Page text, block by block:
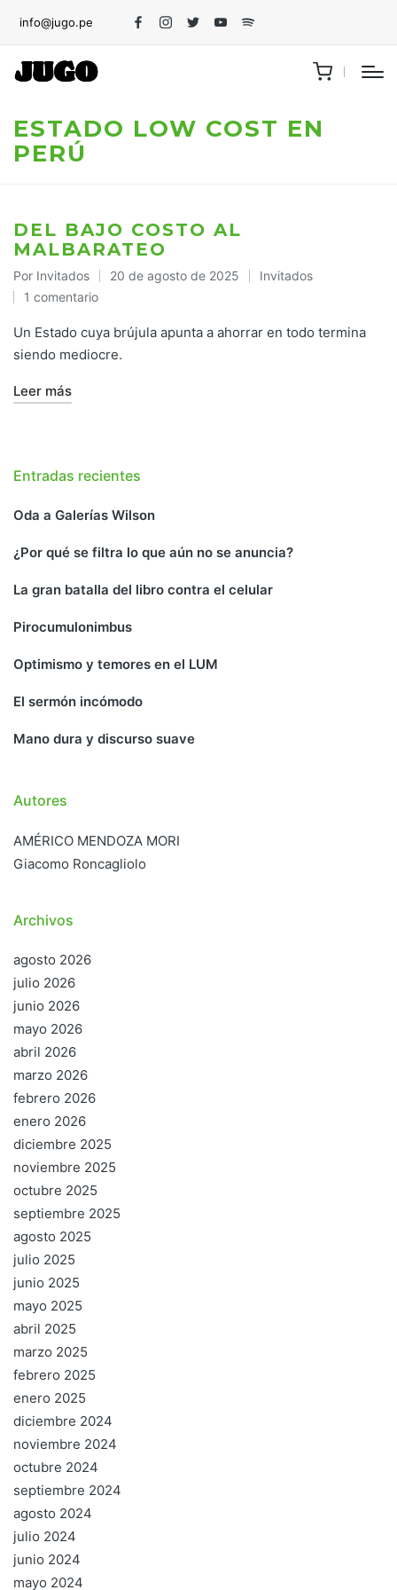
info@jugo.pe
FacebookInstagram
TwitterYoutubeSpotify
ESTADO LOW COST EN
PERÚ
DEL BAJO COSTO AL
MALBARATEO
Publicado
por
Por Invitados 20 de agosto de 2025
Publicado
Invitados
1 comentario
Un Estado cuya brújula apunta a ahorrar en todo termina
siendo mediocre.
Leer más
Entradas recientes
Oda a Galerías Wilson
¿Por qué se filtra lo que aún no se anuncia?
La gran batalla del libro contra el celular
Pirocumulonimbus
Optimismo y temores en el LUM
El sermón incómodo
Mano dura y discurso suave
Autores
AMÉRICO MENDOZA MORI
Giacomo Roncagliolo
Archivos
agosto 2026
julio 2026
junio 2026
mayo 2026
abril 2026
marzo 2026
febrero 2026
enero 2026
diciembre 2025
noviembre 2025
octubre 2025
septiembre 2025
agosto 2025
julio 2025
junio 2025
mayo 2025
abril 2025
marzo 2025
febrero 2025
enero 2025
diciembre 2024
noviembre 2024
octubre 2024
septiembre 2024
agosto 2024
julio 2024
junio 2024
mayo 2024